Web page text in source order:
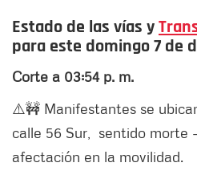
Estado de las vías y
para este domingo 7 de
Corte a 03:54 p. m.
⚠️🚧 Manifestantes se
calle 56 Sur, sentido morte
afectación en la movilidad.